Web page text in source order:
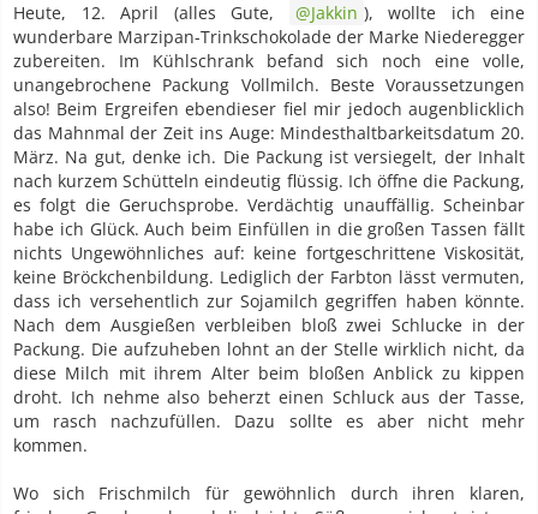
Heute, 12. April (alles Gute, Jakkin ), wollte ich eine
wunderbare Marzipan-Trinkschokolade der Marke Niederegger
zubereiten. Im Kühlschrank befand sich noch eine volle,
unangebrochene Packung Vollmilch. Beste Voraussetzungen
also! Beim Ergreifen ebendieser fiel mir jedoch augenblicklich
das Mahnmal der Zeit ins Auge: Mindesthaltbarkeitsdatum 20.
März. Na gut, denke ich. Die Packung ist versiegelt, der Inhalt
nach kurzem Schütteln eindeutig flüssig. Ich öffne die Packung,
es folgt die Geruchsprobe. Verdächtig unauffällig. Scheinbar
habe ich Glück. Auch beim Einfüllen in die großen Tassen fällt
nichts Ungewöhnliches auf: keine fortgeschrittene Viskosität,
keine Bröckchenbildung. Lediglich der Farbton lässt vermuten,
dass ich versehentlich zur Sojamilch gegriffen haben könnte.
Nach dem Ausgießen verbleiben bloß zwei Schlucke in der
Packung. Die aufzuheben lohnt an der Stelle wirklich nicht, da
diese Milch mit ihrem Alter beim bloßen Anblick zu kippen
droht. Ich nehme also beherzt einen Schluck aus der Tasse,
um rasch nachzufüllen. Dazu sollte es aber nicht mehr
kommen.
Wo sich Frischmilch für gewöhnlich durch ihren klaren,